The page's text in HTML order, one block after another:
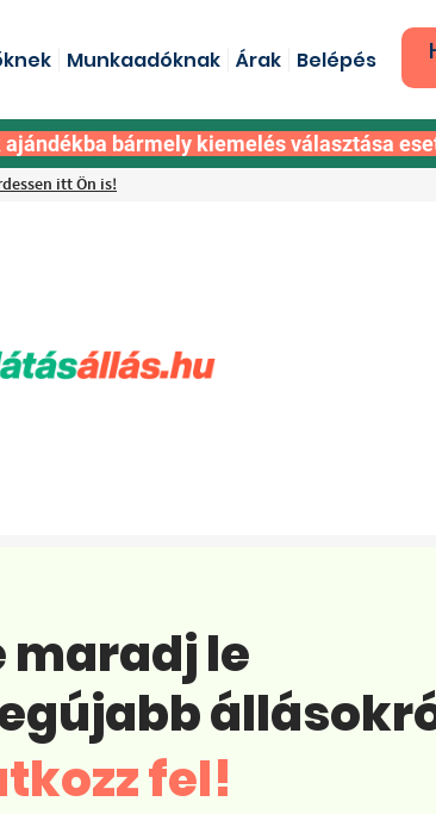
Belépés
Árak
Munkaadóknak
bármely kiemelés választása
itt Ön is!
maradj le
fel!